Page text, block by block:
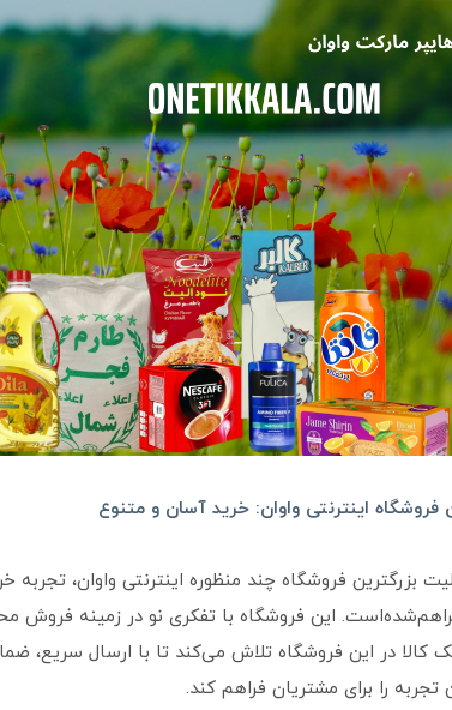
فروشگاه اینترنتی واوان: خرید آسان و متنوع
بزرگترین فروشگاه چند منظوره اینترنتی واوان،
کالا در این فروشگاه تلاش می‌کند تا با ارسال سریع،
تجربه را برای مشتریان فراهم کند.